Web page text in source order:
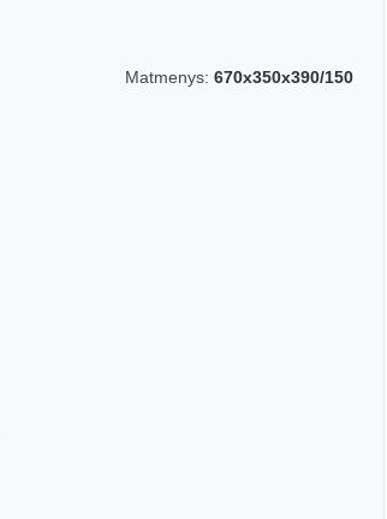
Matmenys: 670x350x390/150